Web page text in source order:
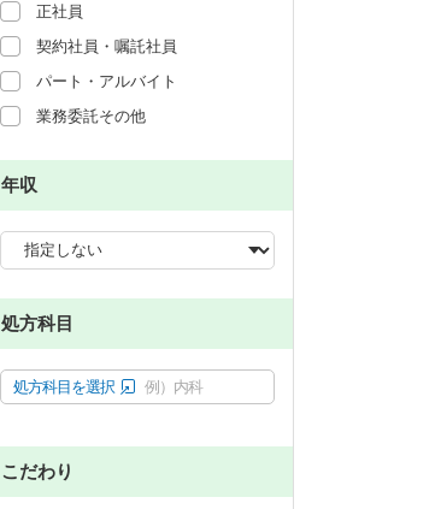
正社員
契約社員・嘱託社員
パート・アルバイト
業務委託その他
年収
処方科目
処方科目を選択 例）内科
こだわり